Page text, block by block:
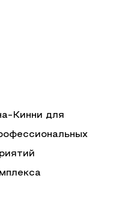
Кинни для